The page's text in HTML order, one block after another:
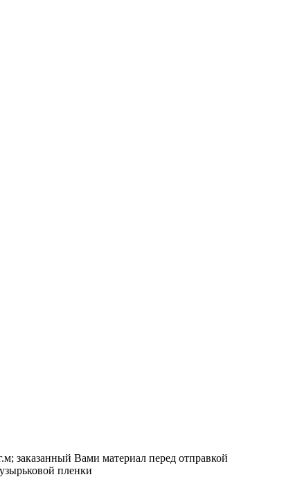
заказанный Вами материал перед отправкой
пленки